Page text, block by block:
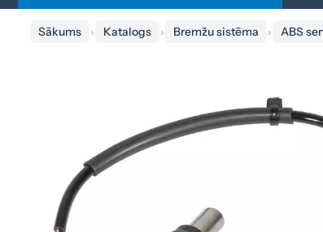
Sākums Katalogs Bremžu sistēma ABS